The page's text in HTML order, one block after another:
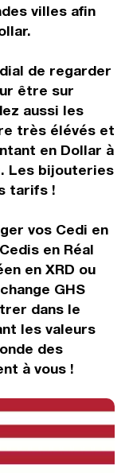
villes afin
de regarder
être sur
aussi les
très élévés et
en Dollar à
Les bijouteries
tarifs !
vos Cedi en
en Réal
en XRD ou
GHS
dans le
les valeurs
des
à vous !